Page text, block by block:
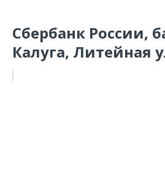
Сбербанк России,
Калуга, Литейная